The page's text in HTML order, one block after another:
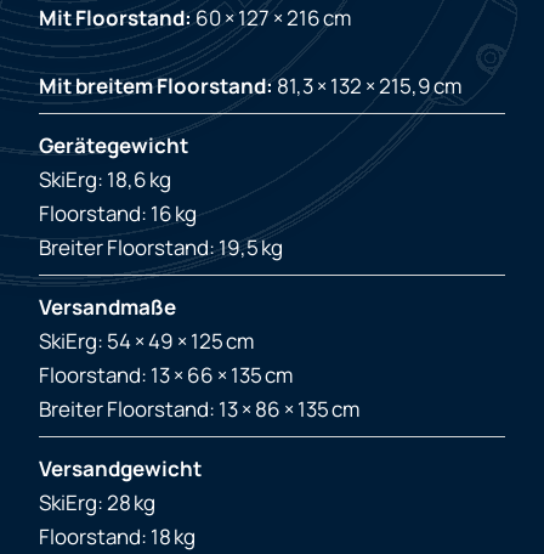
Mit Floorstand:60 × 127 × 216 cm
Mit breitem Floorstand:81,3 × 132 × 215,9 cm
Gerätegewicht
SkiErg: 18,6 kg
Floorstand: 16 kg
Breiter Floorstand: 19,5 kg
Versandmaße
SkiErg: 54 × 49 × 125 cm
Floorstand: 13 × 66 × 135 cm
Breiter Floorstand: 13 × 86 × 135 cm
Versandgewicht
SkiErg: 28 kg
Floorstand: 18 kg